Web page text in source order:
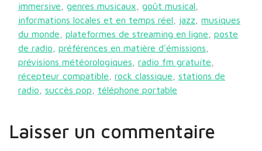
immersive
genres musicaux goût musical
informations locales et en temps réel
jazz
musiques
du monde
plateformes de streaming en ligne
poste
de radio
préférences en matière d'émissions
prévisions météorologiques
radio fm gratuite
récepteur compatible
rock classique
stations de
radio
succès pop téléphone portable
Laisser un commentaire